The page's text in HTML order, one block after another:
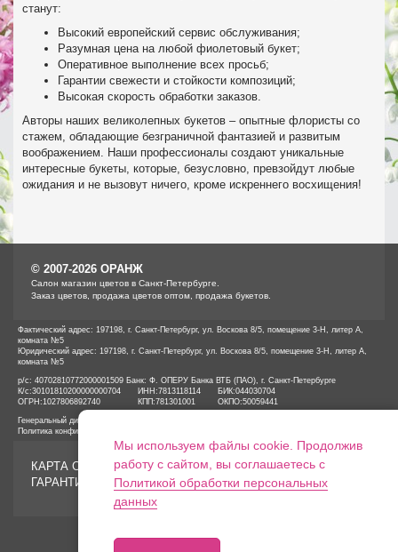
станут:
Высокий европейский сервис обслуживания;
Разумная цена на любой фиолетовый букет;
Оперативное выполнение всех просьб;
Гарантии свежести и стойкости композиций;
Высокая скорость обработки заказов.
Авторы наших великолепных букетов – опытные флористы со
стажем, обладающие безграничной фантазией и развитым
воображением. Наши профессионалы создают уникальные
интересные букеты, которые, безусловно, превзойдут любые
ожидания и не вызовут ничего, кроме искреннего восхищения!
© 2007-2026 ОРАНЖ
Cалон магазин цветов в Санкт-Петербурге.
Заказ цветов, продажа цветов оптом, продажа букетов.
Фактический адрес: 197198, г. Санкт-Петербург, ул. Воскова 8/5, помещение 3-Н, литер А,
комната №5
Юридический адрес: 197198, г. Санкт-Петербург, ул. Воскова 8/5, помещение 3-Н, литер А,
комната №5
р/с: 40702810772000001509 Банк: Ф. ОПЕРУ Банка ВТБ (ПАО), г. Санкт-Петербурге
К/с:30101810200000000704 ИНН:7813118114 БИК:044030704
ОГРН: 1027806892740 КПП:781301001 ОКПО:50059441
Генеральный директор ООО «ОРАНЖ» Иванов А.Е.
Политика конфиденциальности
КАРТА САЙТА
ГАРАНТИИ
Мы используем файлы cookie. Продолжив
работу с сайтом, вы соглашаетесь с
Политикой обработки персональных
данных